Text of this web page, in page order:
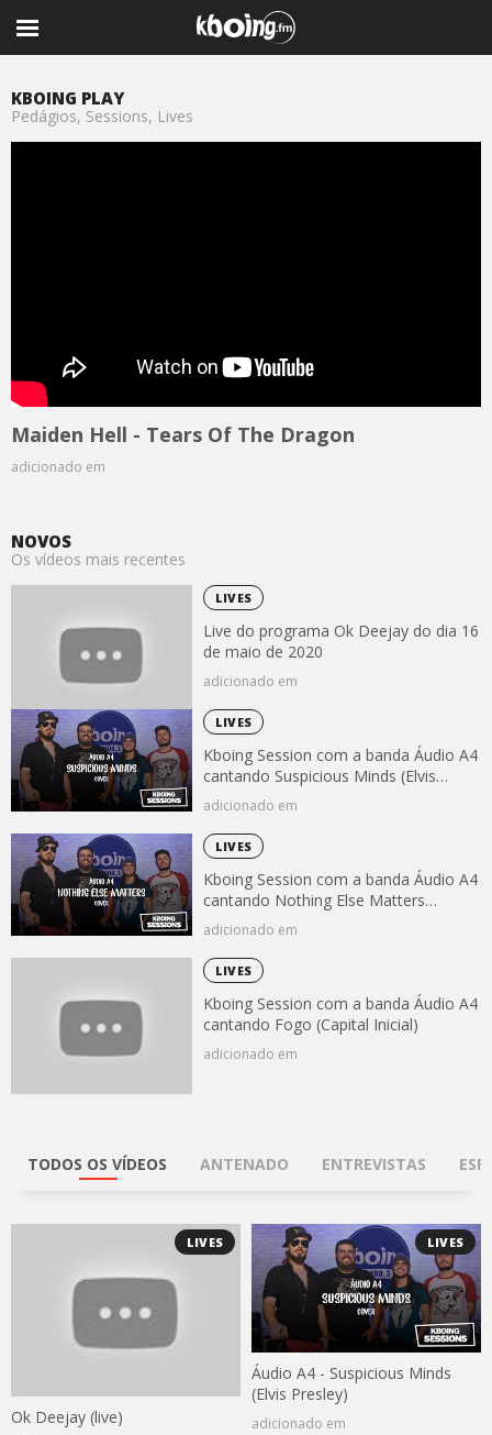
KBOING PLAY
Pedágios, Sessions, Lives
Maiden Hell - Tears Of The Dragon
adicionado em
NOVOS
Os vídeos mais recentes
LIVES
Live do programa Ok Deejay do dia 16
de maio de 2020
adicionado em
LIVES
Kboing Session com a banda Áudio A4
cantando Suspicious Minds (Elvis
Presley)
adicionado em
LIVES
Kboing Session com a banda Áudio A4
cantando Nothing Else Matters
(Metallica)
adicionado em
LIVES
Kboing Session com a banda Áudio A4
cantando Fogo (Capital Inicial)
adicionado em
TODOS OS VÍDEOS ANTENADO ENTREVISTAS
LIVES
Ok Deejay (live)
LIVES
Áudio A4 - Suspicious Minds
(Elvis Presley)
adicionado em